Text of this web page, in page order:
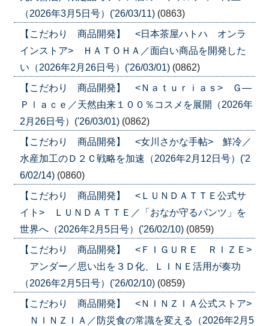
（2026年3月5日号）('26/03/11) (0863)
【こだわり 商品開発】 <日本茶屋ハトハ オンラ
インストア> ＨＡＴＯＨＡ／面白い商品を開発した
い（2026年2月26日号）('26/03/01) (0862)
【こだわり 商品開発】 <Ｎａｔｕｒｉａｓ> Ｇ―
Ｐｌａｃｅ／天然由来１００％コスメを展開（2026年
2月26日号）('26/03/01) (0862)
【こだわり 商品開発】 <女川さかな手帖> 鮮冷／
水産加工のＤ２Ｃ戦略を加速（2026年2月12日号）('2
6/02/14) (0860)
【こだわり 商品開発】 <ＬＵＮＤＡＴＴＥ公式サ
イト> ＬＵＮＤＡＴＴＥ／「おなか守るパンツ」を
世界へ（2026年2月5日号）('26/02/10) (0859)
【こだわり 商品開発】 <ＦＩＧＵＲＥ ＲＩＺＥ>
アンダー／思い出を３Ｄ化、ＬＩＮＥ活用が奏功
（2026年2月5日号）('26/02/10) (0859)
【こだわり 商品開発】 <ＮＩＮＺＩＡ公式ストア>
ＮＩＮＺＩＡ／防災食の常識を変える（2026年2月5